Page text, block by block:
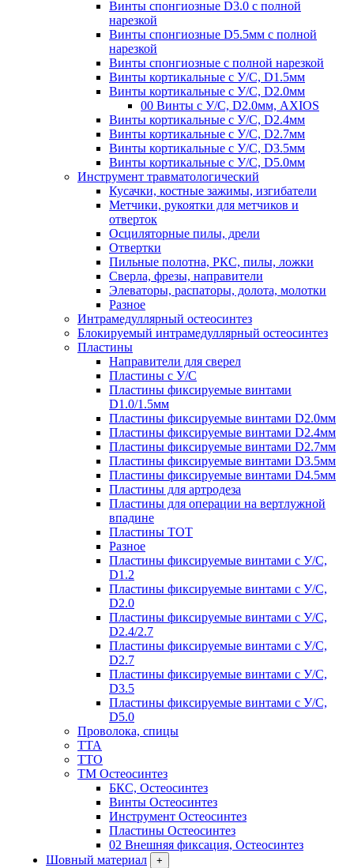
Винты спонгиозные D3.0 с полной
нарезкой
Винты спонгиозные D5.5мм с полной
нарезкой
Винты спонгиозные с полной нарезкой
Винты кортикальные с У/С, D1.5мм
Винты кортикальные с У/С, D2.0мм
00 Винты с У/С, D2.0мм, AXIOS
Винты кортикальные с У/С, D2.4мм
Винты кортикальные с У/С, D2.7мм
Винты кортикальные с У/С, D3.5мм
Винты кортикальные с У/С, D5.0мм
Инструмент травматологический
Кусачки, костные зажимы, изгибатели
Метчики, рукоятки для метчиков и
отверток
Осциляторные пилы, дрели
Отвертки
Пильные полотна, РКС, пилы, ложки
Сверла, фрезы, направители
Элеваторы, распаторы, долота, молотки
Разное
Интрамедуллярный остеосинтез
Блокируемый интрамедуллярный остеосинтез
Пластины
Направители для сверел
Пластины с У/С
Пластины фиксируемые винтами
D1.0/1.5мм
Пластины фиксируемые винтами D2.0мм
Пластины фиксируемые винтами D2.4мм
Пластины фиксируемые винтами D2.7мм
Пластины фиксируемые винтами D3.5мм
Пластины фиксируемые винтами D4.5мм
Пластины для артродеза
Пластины для операции на вертлужной
впадине
Пластины TOT
Разное
Пластины фиксируемые винтами с У/С,
D1.2
Пластины фиксируемые винтами с У/С,
D2.0
Пластины фиксируемые винтами с У/С,
D2.4/2.7
Пластины фиксируемые винтами с У/С,
D2.7
Пластины фиксируемые винтами с У/С,
D3.5
Пластины фиксируемые винтами с У/С,
D5.0
Проволока, спицы
TTA
TTO
ТМ Остеосинтез
БКС, Остеосинтез
Винты Остеосинтез
Инструмент Остеосинтез
Пластины Остеосинтез
02 Внешняя фиксация, Остеосинтез
Шовный материал
+